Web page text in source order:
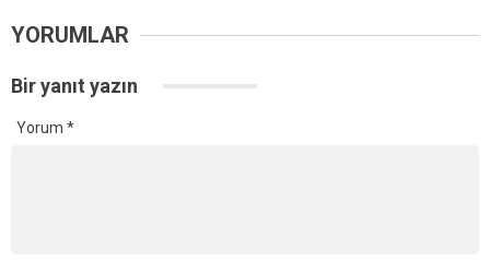
YORUMLAR
Bir yanıt yazın
Yorum *